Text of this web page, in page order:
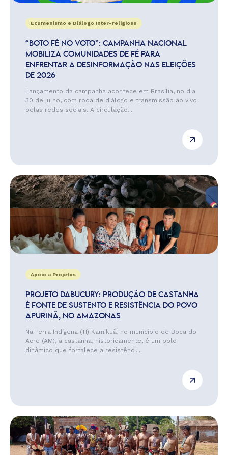
Ecumenismo e Diálogo Inter-religioso
“BOTO FÉ NO VOTO”: CAMPANHA NACIONAL
MOBILIZA COMUNIDADES DE FÉ PARA
ENFRENTAR A DESINFORMAÇÃO NAS ELEIÇÕES
DE 2026
Lançamento da campanha acontece em Brasília, no dia
30 de julho, com roda de diálogo e transmissão ao vivo
pelas redes sociais. A circulação...
Apoio a Projetos
PROJETO DABUCURY: PRODUÇÃO DE CASTANHA
É FONTE DE SUSTENTO E RESISTÊNCIA DO POVO
APURINÃ, NO AMAZONAS
Na Terra Indígena (TI) Kamikuã, no município de Boca do
Acre (AM), a castanha, historicamente, é um polo
dinâmico que fortalece a resistênci...